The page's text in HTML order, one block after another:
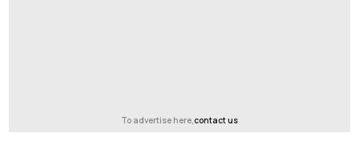
To advertise here,contact us